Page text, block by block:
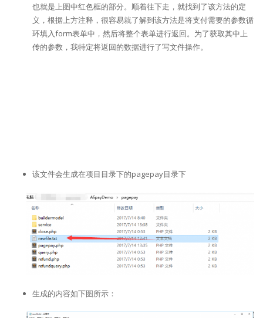
也就是上图中红色框的部分。顺着往下走，就找到了该方法的定
义，根据上方注释，很容易就了解到该方法是将支付需要的参数循
环填入form表单中，然后将整个表单进行返回。为了获取其中上
传的参数，我特定将返回的数据进行了写文件操作。
该文件会生成在项目目录下的pagepay目录下
生成的内容如下图所示：